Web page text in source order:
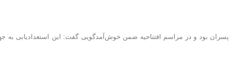
بود و در مراسم افتتاحیه ضمن خوش‌آمدگویی گفت: این استعدادیابی به